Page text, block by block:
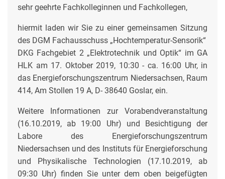
sehr geehrte Fachkolleginnen und Fachkollegen,
hiermit laden wir Sie zu einer gemeinsamen Sitzung
des DGM Fachausschuss „Hochtemperatur-Sensorik“
DKG Fachgebiet 2 „Elektrotechnik und Optik“ im GA
HLK am 17. Oktober 2019, 10:30 - ca. 16:00 Uhr, in
das Energieforschungszentrum Niedersachsen, Raum
414, Am Stollen 19 A, D- 38640 Goslar, ein.
Weitere Informationen zur Vorabendveranstaltung
(16.10.2019, ab 19:00 Uhr) und Besichtigung der
Labore des Energieforschungszentrum
Niedersachsen und des Instituts für Energieforschung
und Physikalische Technologien (17.10.2019, ab
09:30 Uhr) finden Sie unter dem oben beigefügten